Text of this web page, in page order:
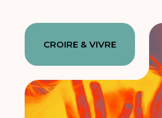
CROIRE & VIVRE